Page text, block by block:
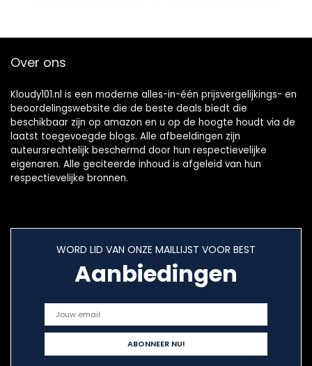
Over ons
Kloudy101.nl is een moderne alles-in-één prijsvergelijkings- en
beoordelingswebsite die de beste deals biedt die
beschikbaar zijn op amazon en u op de hoogte houdt via de
laatst toegevoegde blogs. Alle afbeeldingen zijn
auteursrechtelijk beschermd door hun respectievelijke
eigenaren. Alle geciteerde inhoud is afgeleid van hun
respectievelijke bronnen.
WORD LID VAN ONZE MAILLIJST VOOR BEST
Aanbiedingen